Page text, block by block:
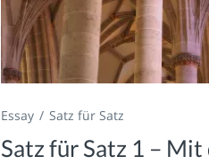
Essay Satz für Satz
Satz für Satz 1 –